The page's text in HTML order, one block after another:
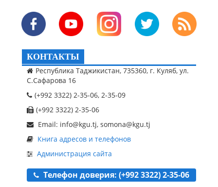
КОНТАКТЫ
Республика Таджикистан, 735360, г. Куляб, ул.
С.Сафарова 16
(+992 3322) 2-35-06, 2-35-09
(+992 3322) 2-35-06
Email: info@kgu.tj, somona@kgu.tj
Книга адресов и телефонов
Администрация сайта
Телефон доверия: (+992 3322) 2-35-06